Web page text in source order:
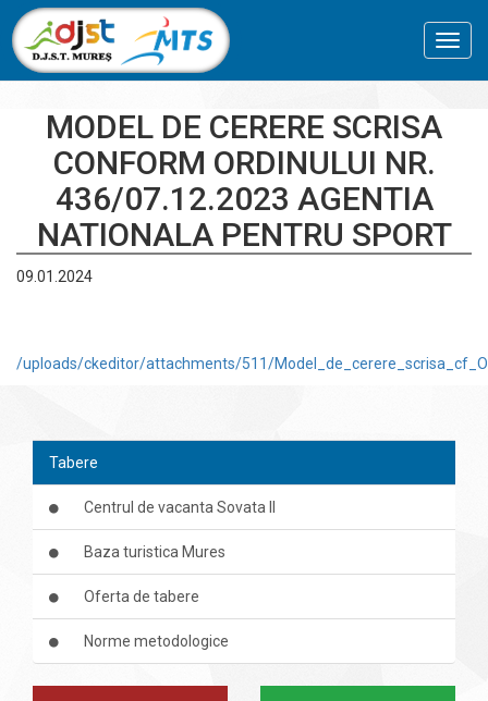
MODEL DE CERERE SCRISA
CONFORM ORDINULUI NR.
436/07.12.2023 AGENTIA
NATIONALA PENTRU SPORT
09.01.2024
/uploads/ckeditor/attachments/511/
Tabere
Centrul de vacanta Sovata II
Baza turistica Mures
Oferta de tabere
Norme metodologice